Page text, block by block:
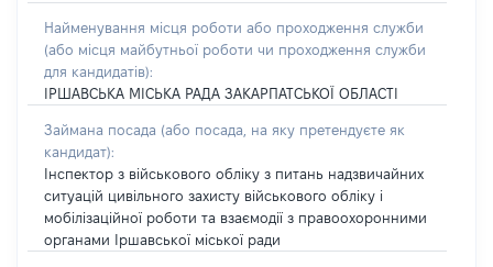
Найменування місця роботи або проходження служби
(або місця майбутньої роботи чи проходження служби
для кандидатів):
ІРШАВСЬКА МІСЬКА РАДА ЗАКАРПАТСЬКОЇ ОБЛАСТІ
Займана посада (або посада, на яку претендуєте як
кандидат):
Інспектор з військового обліку з питань надзвичайних
ситуацій цивільного захисту військового обліку і
мобілізаційної роботи та взаємодії з правоохоронними
органами Іршавської міської ради